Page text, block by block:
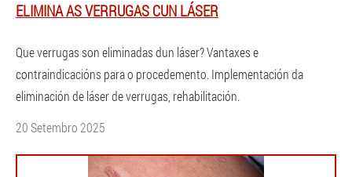
ELIMINA AS VERRUGAS CUN LÁSER
Que verrugas son eliminadas dun láser? Vantaxes e
contraindicacións para o procedemento. Implementación da
eliminación de láser de verrugas, rehabilitación.
20 Setembro 2025